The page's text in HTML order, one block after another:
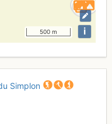
500 m i
Simplon